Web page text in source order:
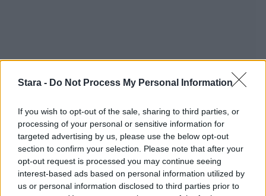
Stara - Do Not Process My Personal Information
If you wish to opt-out of the sale, sharing to third parties, or
processing of your personal or sensitive information for
targeted advertising by us, please use the below opt-out
section to confirm your selection. Please note that after your
opt-out request is processed you may continue seeing
interest-based ads based on personal information utilized by
us or personal information disclosed to third parties prior to